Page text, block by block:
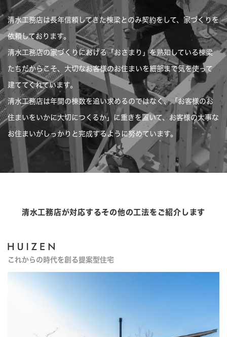
清水工務店は長年信頼してきた棟梁とのみ契約をして、家づくりを
依頼しております。
清水工務店の家づくりにおける「おさまり」を熟知している棟梁
たちだからこそ、大切なお客様のお住まいを細部まで気を使って
建ててくれています。
清水工務店は年間の棟数を追い求めるのではなく、「お客様のお
住まいをいかに大切につくるか」に重きを置いて、お客様の大事な
お住まいがしっかりと完成するように努めています。
清水工務店が対応するその他の工法をご紹介します
これからの時代を創る提案型住宅